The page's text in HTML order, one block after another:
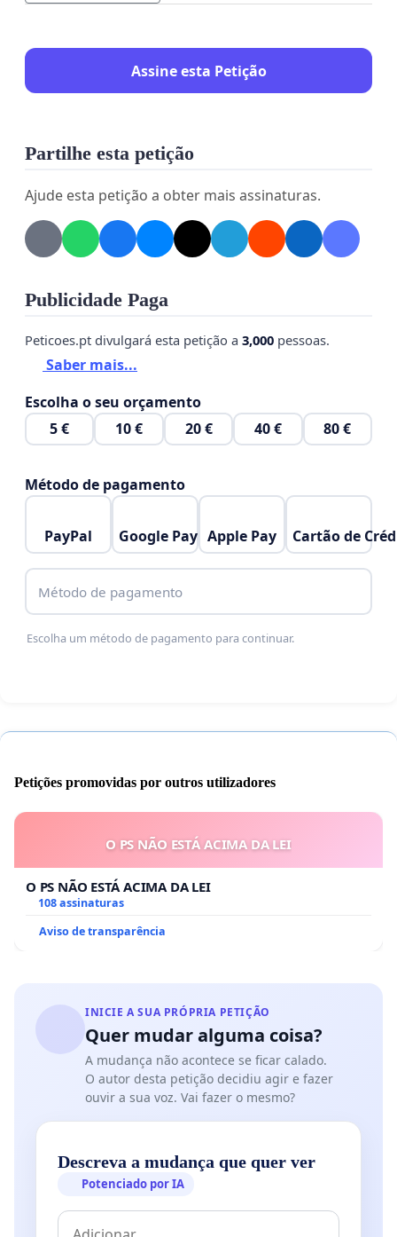
Assine esta Petição
Partilhe esta petição
Ajude esta petição a obter mais assinaturas.
Publicidade Paga
Peticoes.pt divulgará esta petição a 3,000 pessoas.
Saber mais...
Escolha o seu orçamento
5 €
10 € 20 € 40 € 80 €
Método de pagamento
PayPal Google Pay Apple Pay Cartão de
Método de pagamento
Escolha um método de pagamento para continuar.
Petições promovidas por outros utilizadores
O PS NÃO ESTÁ ACIMA DA LEI
O PS NÃO ESTÁ ACIMA DA LEI
108 assinaturas
Aviso de transparência
INICIE A SUA PRÓPRIA PETIÇÃO
Quer mudar alguma coisa?
A mudança não acontece se ficar calado.
O autor desta petição decidiu agir e fazer
ouvir a sua voz. Vai fazer o mesmo?
Descreva a mudança que quer ver
Potenciado por IA